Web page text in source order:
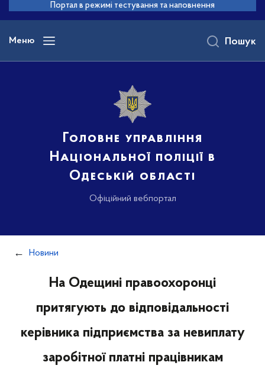
основного
вмісту
Портал в режимі тестування та наповнення
Меню
Головне управління
Національної поліції в
Одеській області
Офіційний вебпортал
Пошук
Новини
На Одещині правоохоронці
притягують до відповідальності
керівника підприємства за невиплату
заробітної платні працівникам